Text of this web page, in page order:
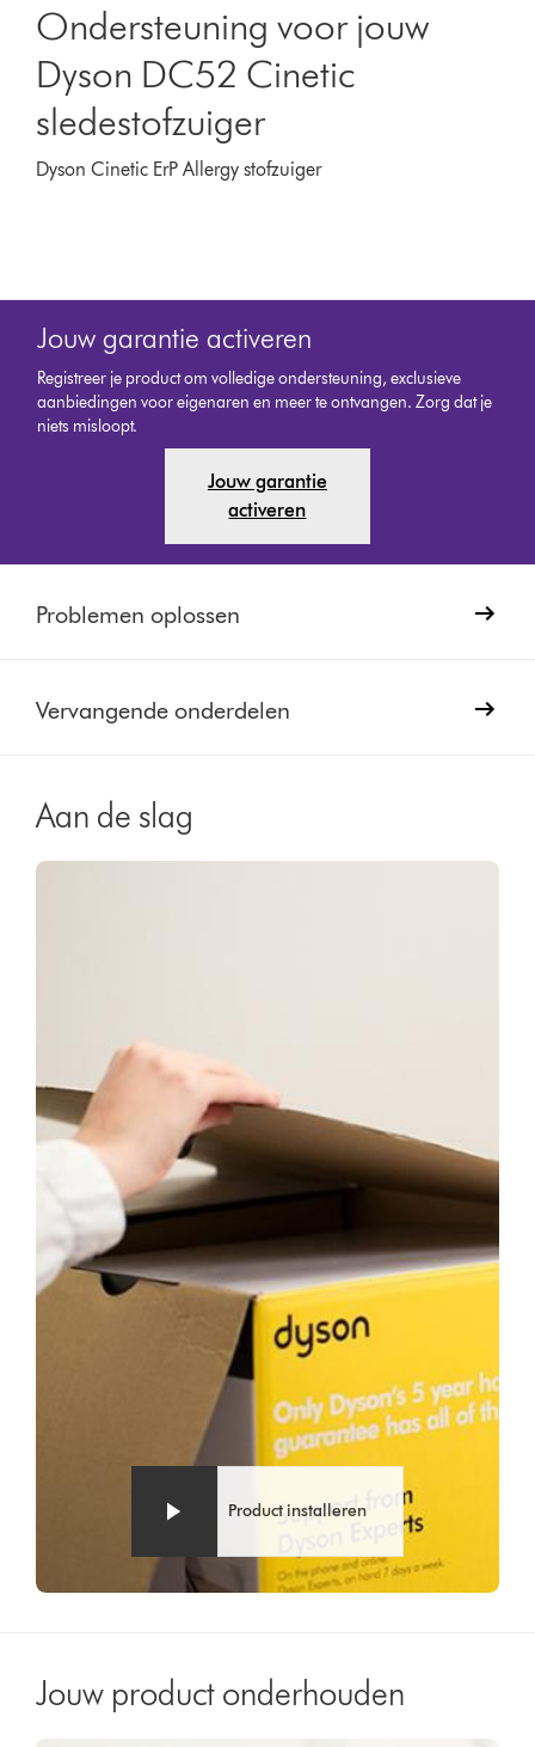
Ondersteuning voor jouw
Dyson DC52 Cinetic
sledestofzuiger
Dyson Cinetic ErP Allergy stofzuiger
Jouw garantie activeren
Registreer je product om volledige ondersteuning, exclusieve
aanbiedingen voor eigenaren en meer te ontvangen. Zorg dat je
niets misloopt.
Jouw garantie
activeren
Problemen oplossen
Vervangende onderdelen
Aan de slag
Video
Transcript
Videotranscript
openen
Product installeren
Jouw product onderhouden